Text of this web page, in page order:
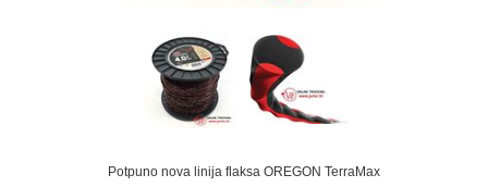
Potpuno nova linija flaksa OREGON TerraMax